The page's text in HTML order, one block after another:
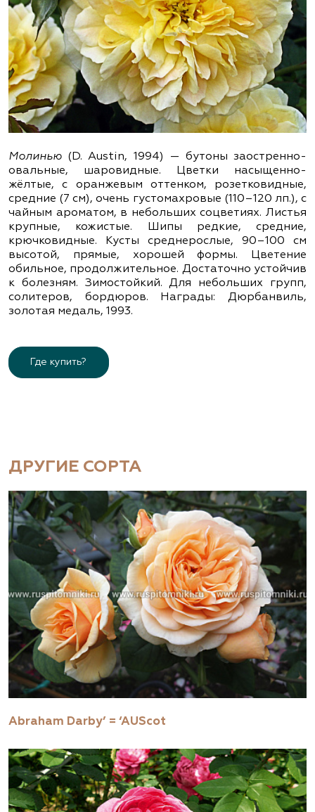
Молинью (D. Austin, 1994) — бутоны заостренно-
овальные, шаровидные. Цветки насыщенно-
жёлтые, с оранжевым оттенком, розетковидные,
средние (7 см), очень густомахровые (110–120 лп.), с
чайным ароматом, в небольших соцветиях. Листья
крупные, кожистые. Шипы редкие, средние,
крючковидные. Кусты среднерослые, 90–100 см
высотой, прямые, хорошей формы. Цветение
обильное, продолжительное. Достаточно устойчив
к болезням. Зимостойкий. Для небольших групп,
солитеров, бордюров. Награды: Дюрбанвиль,
золотая медаль, 1993.
Где купить?
ДРУГИЕ СОРТА
Abraham Darby’ = ‘AUScot